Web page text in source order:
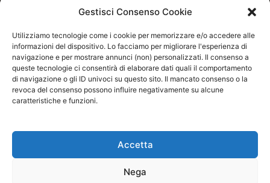
Gestisci Consenso Cookie
Utilizziamo tecnologie come i cookie per memorizzare e/o accedere alle
informazioni del dispositivo. Lo facciamo per migliorare l'esperienza di
navigazione e per mostrare annunci (non) personalizzati. Il consenso a
queste tecnologie ci consentirà di elaborare dati quali il comportamento
di navigazione o gli ID univoci su questo sito. Il mancato consenso o la
revoca del consenso possono influire negativamente su alcune
caratteristiche e funzioni.
Accetta
Nega
RisparmiOggi non offre alcun genere di consulenza
informazioni riportate. Continuando ad accedere o
a usare questo sito o ogni servizio disponibile
questo sito, dichiari di accettare termini e condizioni
previste. © RisparmiOggi
Contattaci:
Disclaimer / Avviso sui rischi